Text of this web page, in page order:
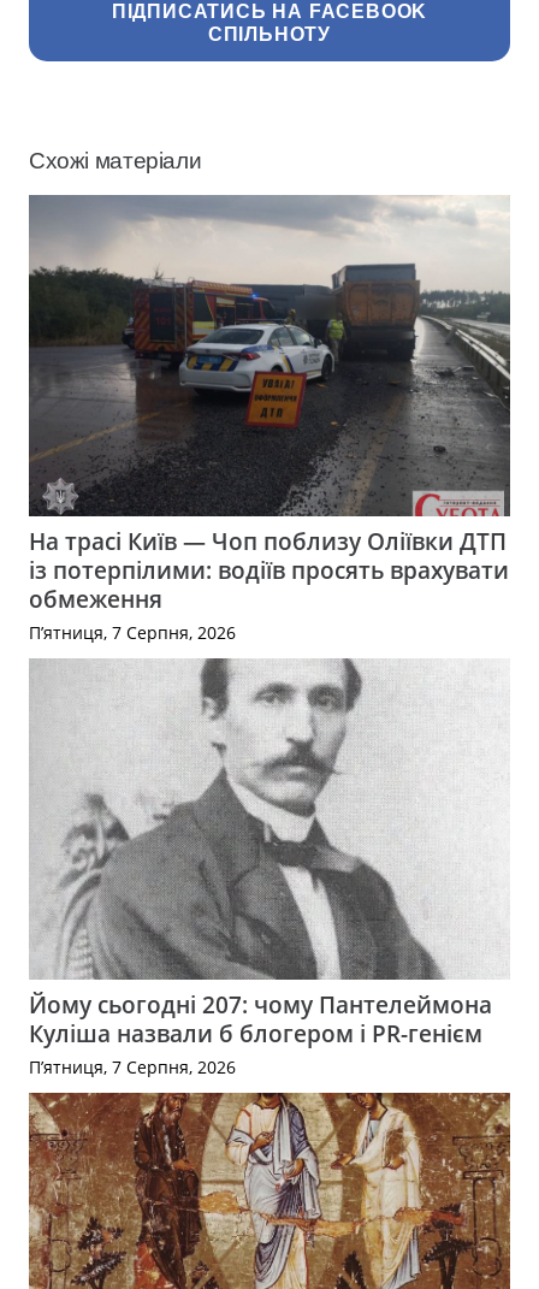
ПІДПИСАТИСЬ НА FACEBOOK
СПІЛЬНОТУ
Схожі матеріали
На трасі Київ — Чоп поблизу Оліївки ДТП
із потерпілими: водіїв просять врахувати
обмеження
П’ятниця, 7 Серпня, 2026
Йому сьогодні 207: чому Пантелеймона
Куліша назвали б блогером і PR-генієм
П’ятниця, 7 Серпня, 2026